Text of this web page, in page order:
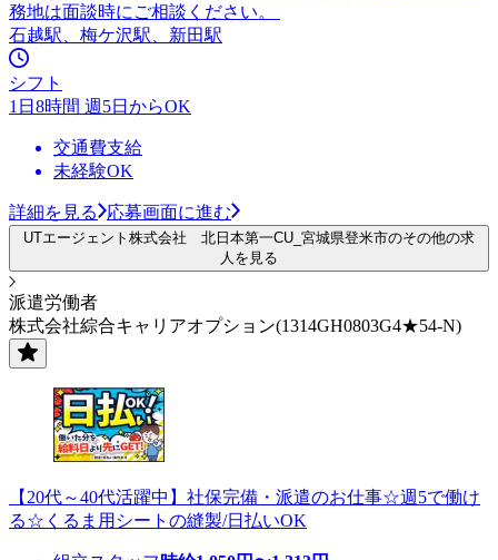
務地は面談時にご相談ください。
石越駅、梅ケ沢駅、新田駅
シフト
1日8時間 週5日からOK
交通費支給
未経験OK
詳細を見る 応募画面に進む
UTエージェント株式会社 北日本第一CU_宮城県登米市のその他の求
人を見る
派遣労働者
株式会社綜合キャリアオプション(1314GH0803G4★54-N)
【20代～40代活躍中】社保完備・派遣のお仕事☆週5で働け
る☆くるま用シートの縫製/日払いOK